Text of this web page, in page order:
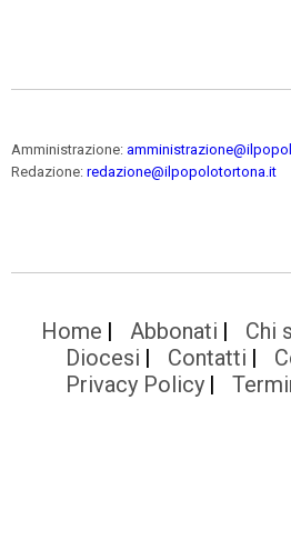
Amministrazione:
Redazione: redazione@ilpopolotortona.it
Home Abbonati Chi
Diocesi
Contatti
Privacy Policy